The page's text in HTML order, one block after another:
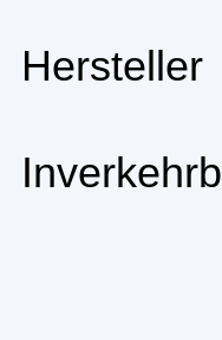
Hersteller